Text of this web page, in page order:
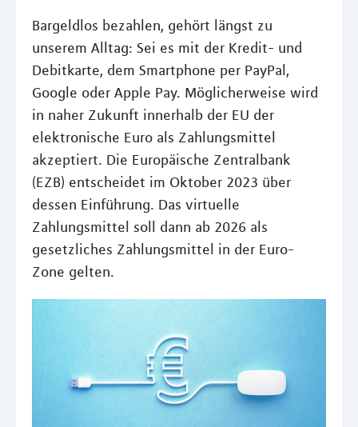
Bargeldlos bezahlen, gehört längst zu
unserem Alltag: Sei es mit der Kredit- und
Debitkarte, dem Smartphone per PayPal,
Google oder Apple Pay. Möglicherweise wird
in naher Zukunft innerhalb der EU der
elektronische Euro als Zahlungsmittel
akzeptiert. Die Europäische Zentralbank
(EZB) entscheidet im Oktober 2023 über
dessen Einführung. Das virtuelle
Zahlungsmittel soll dann ab 2026 als
gesetzliches Zahlungsmittel in der Euro-
Zone gelten.